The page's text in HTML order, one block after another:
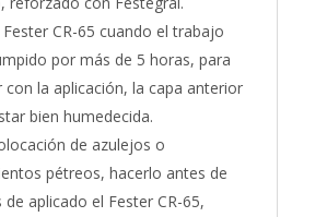
CR-65 cuando el trabajo
por más de 5 horas, para
con la aplicación, la capa anterior
bien humedecida.
de azulejos o
pétreos, hacerlo antes de
de aplicado el Fester CR-65,